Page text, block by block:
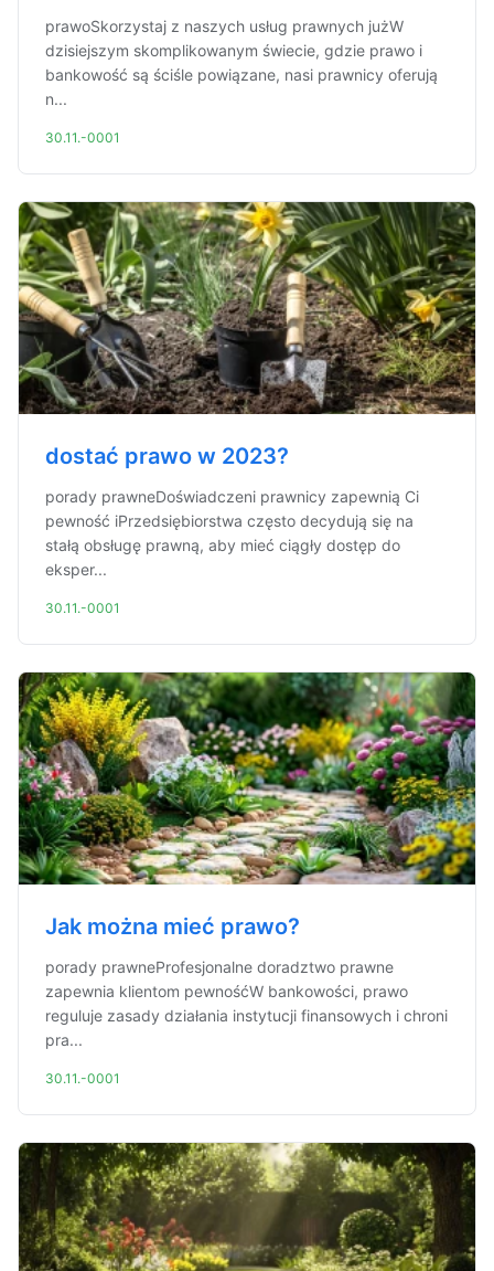
prawoSkorzystaj z naszych usług prawnych jużW
dzisiejszym skomplikowanym świecie, gdzie prawo i
bankowość są ściśle powiązane, nasi prawnicy oferują
n...
30.11.-0001
dostać prawo w 2023?
porady prawneDoświadczeni prawnicy zapewnią Ci
pewność iPrzedsiębiorstwa często decydują się na
stałą obsługę prawną, aby mieć ciągły dostęp do
eksper...
30.11.-0001
Jak można mieć prawo?
porady prawneProfesjonalne doradztwo prawne
zapewnia klientom pewnośćW bankowości, prawo
reguluje zasady działania instytucji finansowych i chroni
pra...
30.11.-0001